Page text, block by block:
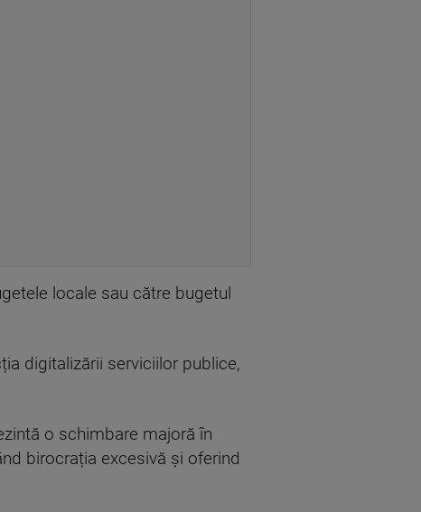
locale sau către bugetul
digitalizării serviciilor publice,
o schimbare majoră în
birocrația excesivă și oferind